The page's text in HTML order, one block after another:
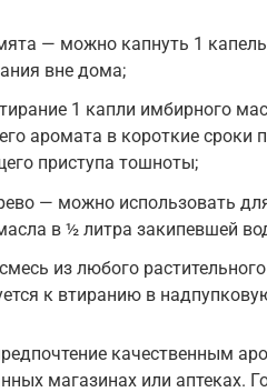
— можно капнуть 1
вне дома;
1 капли имбирного
аромата в короткие сроки
приступа тошноты;
— можно использовать
в ½ литра закипевшей
из любого
к втиранию в
качественным
магазинах или аптеках.